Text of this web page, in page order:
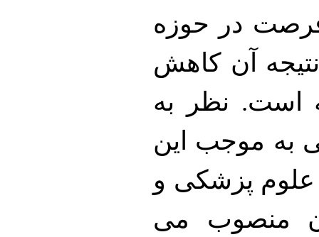
در حوزه
آن کاهش
است. نظر به
به موجب این
پزشکی و
منصوب می